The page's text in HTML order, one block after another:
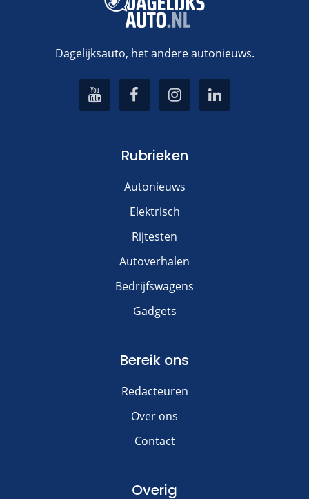
Dagelijksauto, het andere autonieuws.
Rubrieken
Autonieuws
Elektrisch
Rijtesten
Autoverhalen
Bedrijfswagens
Gadgets
Bereik ons
Redacteuren
Over ons
Contact
Overig